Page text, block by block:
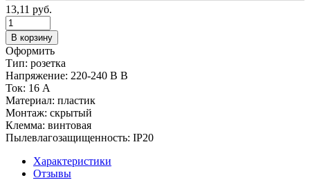
13,11 руб.
В корзину
Оформить
Тип: розетка
Напряжение: 220-240 В В
Ток: 16 А
Материал: пластик
Монтаж: скрытый
Клемма: винтовая
Пылевлагозащищенность: IP20
Характеристики
Отзывы